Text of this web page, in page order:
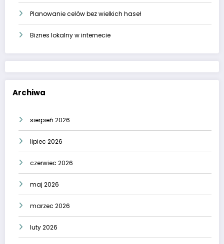
Planowanie celów bez wielkich haseł
Biznes lokalny w internecie
Archiwa
sierpień 2026
lipiec 2026
czerwiec 2026
maj 2026
marzec 2026
luty 2026